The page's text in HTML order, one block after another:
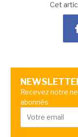
Cet
Recevez notre
abonnés